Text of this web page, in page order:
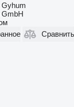
Gyhum
Сравнить